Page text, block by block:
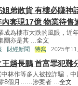
姐弟散貨 有樓必賺神
內套現17億 物業待售
成為樓市大跌的風眼，近
團亦是其 ...全文
財經新聞 特寫 2025年11
王趙長鵬 首富罪犯難
林作等多人被控詐騙，
8個月……涉案者 ...全文